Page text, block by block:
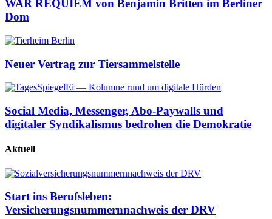
WAR REQUIEM von Benjamin Britten im Berliner
Dom
Neuer Vertrag zur Tiersammelstelle
Social Media, Messenger, Abo-Paywalls und
digitaler Syndikalismus bedrohen die Demokratie
Aktuell
Start ins Berufsleben:
Versicherungsnummernnachweis der DRV